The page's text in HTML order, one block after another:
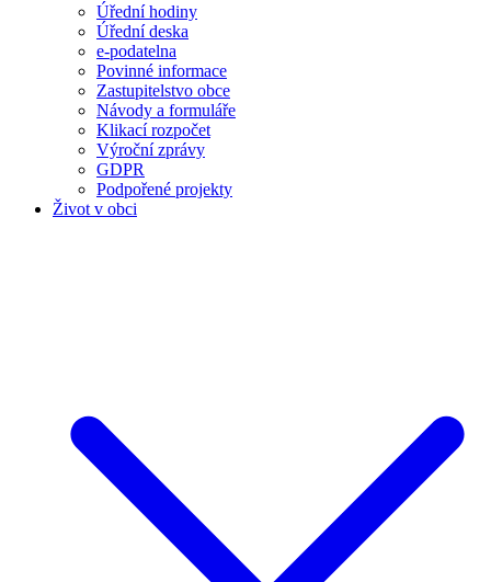
Úřední hodiny
Úřední deska
e-podatelna
Povinné informace
Zastupitelstvo obce
Návody a formuláře
Klikací rozpočet
Výroční zprávy
GDPR
Podpořené projekty
Život v obci